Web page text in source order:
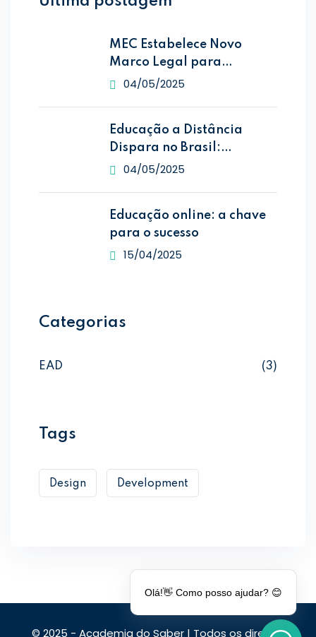
MEC Estabelece Novo
Marco Legal para
Educação
04/05/2025
Educação a Distância
Dispara no Brasil:
Matrículas
04/05/2025
Educação online: a chave
para o sucesso
15/04/2025
Categorias
EAD (3)
Tags
Design Development
© 2025 - Academia do Saber | Todos os direitos
Olá!👋 Como posso ajudar? 😊